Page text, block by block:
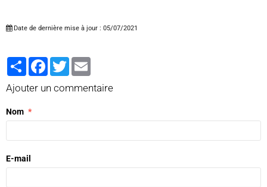
Date de dernière mise à jour : 05/07/2021
PartagerFacebook
Twitter
Ajouter un commentaire
Nom
E-mail